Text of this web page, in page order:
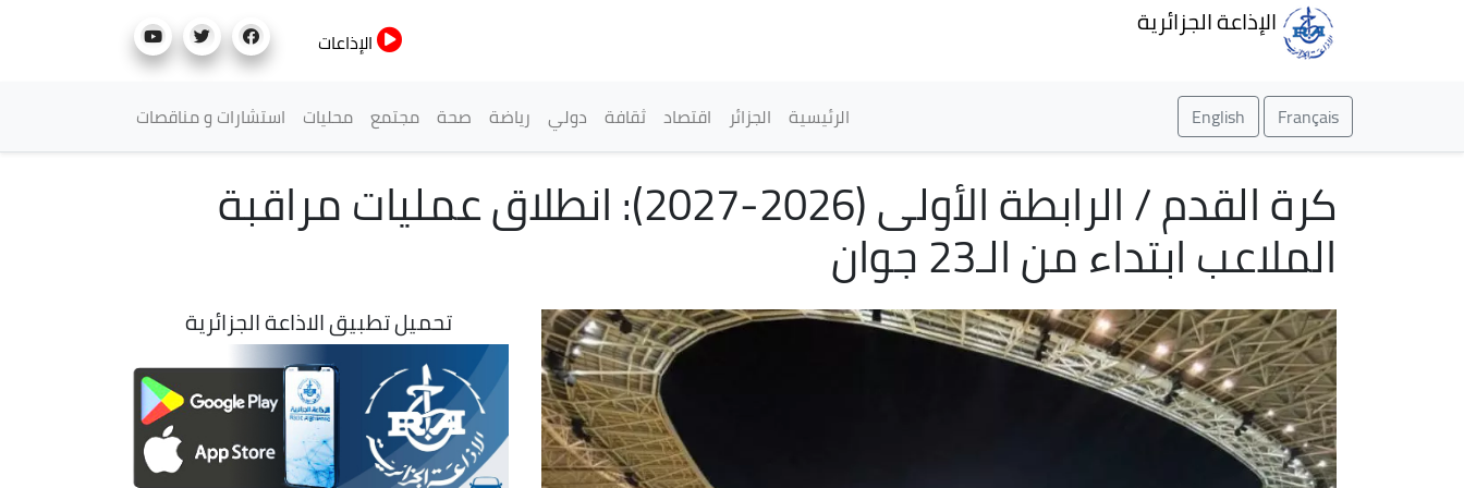
الإذاعة الجزائرية
الإذاعات
Français
English القائمة الرئيسية
الرئيسية الجزائر اقتصاد ثقافة دولي رياضة صحة مجتمع محليات استشارات و مناقصات
كرة القدم / الرابطة الأولى (2026-2027): انطلاق عمليات مراقبة
الملاعب ابتداء من الـ23 جوان
تحميل تطبيق الاذاعة الجزائرية